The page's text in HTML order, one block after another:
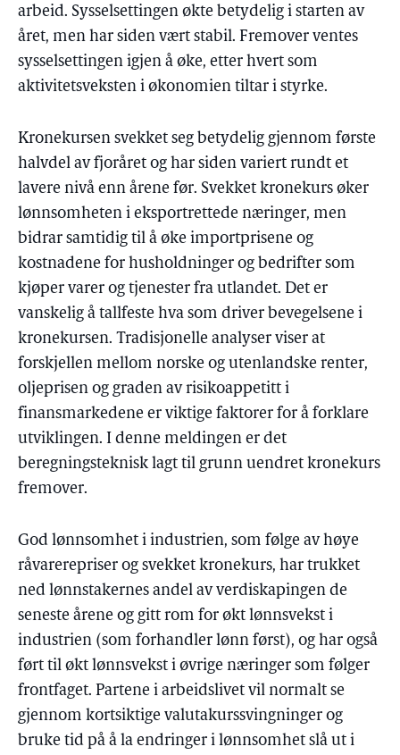
arbeid. Sysselsettingen økte betydelig i starten av
året, men har siden vært stabil. Fremover ventes
sysselsettingen igjen å øke, etter hvert som
aktivitetsveksten i økonomien tiltar i styrke.
Kronekursen svekket seg betydelig gjennom første
halvdel av fjoråret og har siden variert rundt et
lavere nivå enn årene før. Svekket kronekurs øker
lønnsomheten i eksportrettede næringer, men
bidrar samtidig til å øke importprisene og
kostnadene for husholdninger og bedrifter som
kjøper varer og tjenester fra utlandet. Det er
vanskelig å tallfeste hva som driver bevegelsene i
kronekursen. Tradisjonelle analyser viser at
forskjellen mellom norske og utenlandske renter,
oljeprisen og graden av risikoappetitt i
finansmarkedene er viktige faktorer for å forklare
utviklingen. I denne meldingen er det
beregningsteknisk lagt til grunn uendret kronekurs
fremover.
God lønnsomhet i industrien, som følge av høye
råvarerepriser og svekket kronekurs, har trukket
ned lønnstakernes andel av verdiskapingen de
seneste årene og gitt rom for økt lønnsvekst i
industrien (som forhandler lønn først), og har også
ført til økt lønnsvekst i øvrige næringer som følger
frontfaget. Partene i arbeidslivet vil normalt se
gjennom kortsiktige valutakurssvingninger og
bruke tid på å la endringer i lønnsomhet slå ut i